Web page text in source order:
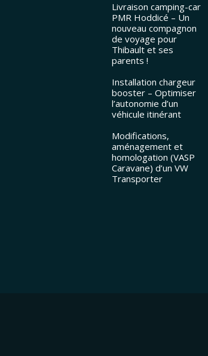
Livraison camping-car
PMR Hoddicé – Un
nouveau compagnon
de voyage pour
Thibault et ses
parents !
Installation chargeur
booster – Optimiser
l’autonomie d’un
véhicule itinérant
Modifications,
aménagement et
homologation (VASP
Caravane) d’un VW
Transporter